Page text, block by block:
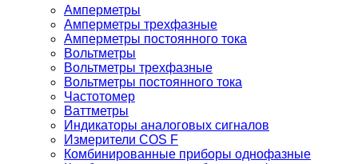
Амперметры
Амперметры трехфазные
Амперметры постоянного тока
Вольтметры
Вольтметры трехфазные
Вольтметры постоянного тока
Частотомер
Ваттметры
Индикаторы аналоговых сигналов
Измерители COS F
Комбинированные приборы однофазные